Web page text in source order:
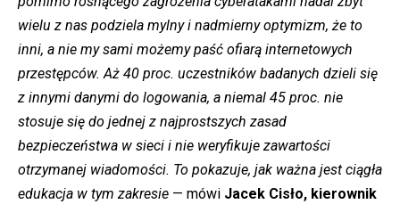
wielu z nas podziela mylny i nadmierny optymizm, że to
inni, a nie my sami możemy paść ofiarą internetowych
przestępców. Aż 40 proc. uczestników badanych dzieli się
z innymi danymi do logowania, a niemal 45 proc. nie
stosuje się do jednej z najprostszych zasad
bezpieczeństwa w sieci i nie weryfikuje zawartości
otrzymanej wiadomości. To pokazuje, jak ważna jest ciągła
edukacja w tym zakresie — mówi Jacek Cisło, kierownik